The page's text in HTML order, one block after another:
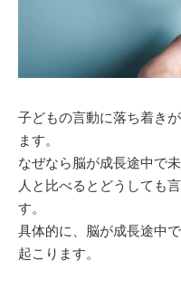
子どもの言動に落ち着き
ます。
なぜなら脳が成長途中で
人と比べるとどうしても
す。
具体的に、脳が成長途中
起こります。